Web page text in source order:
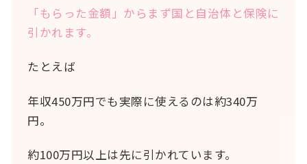
「もらった金額」からまず国と自治体と保険に
引かれます。
たとえば
年収450万円でも実際に使えるのは約340万
円。
約100万円以上は先に引かれています。